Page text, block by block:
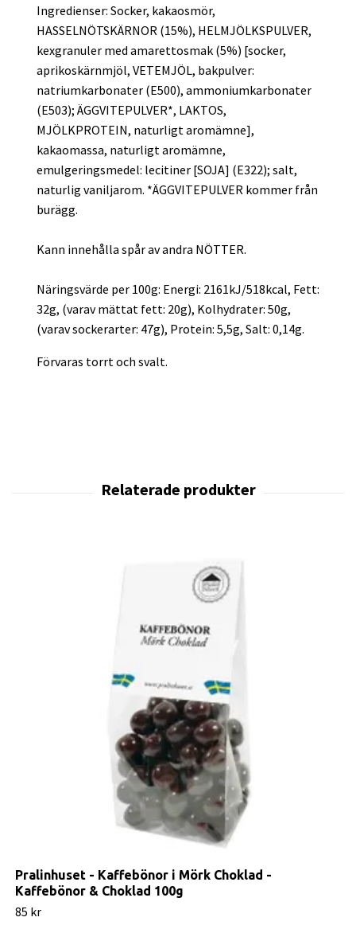
Ingredienser: Socker, kakaosmör,
HASSELNÖTSKÄRNOR (15%), HELMJÖLKSPULVER,
kexgranuler med amarettosmak (5%) [socker,
aprikoskärnmjöl, VETEMJÖL, bakpulver:
natriumkarbonater (E500), ammoniumkarbonater
(E503); ÄGGVITEPULVER*, LAKTOS,
MJÖLKPROTEIN, naturligt aromämne],
kakaomassa, naturligt aromämne,
emulgeringsmedel: lecitiner [SOJA] (E322); salt,
naturlig vaniljarom. *ÄGGVITEPULVER kommer från
burägg.
Kann innehålla spår av andra NÖTTER.
Näringsvärde per 100g: Energi: 2161kJ/518kcal, Fett:
32g, (varav mättat fett: 20g), Kolhydrater: 50g,
(varav sockerarter: 47g), Protein: 5,5g, Salt: 0,14g.
Förvaras torrt och svalt.
Pralinhuset - Kaffebönor i Mörk Choklad -
Kaffebönor & Choklad 100g
85 kr